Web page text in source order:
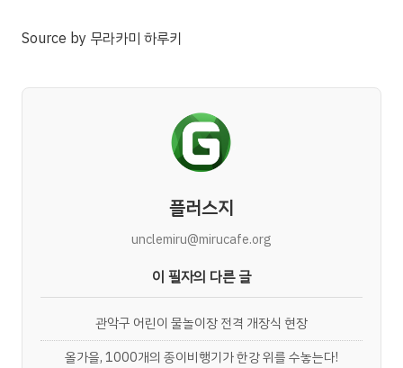
Source by 무라카미 하루키
플러스지
unclemiru@mirucafe.org
이 필자의 다른 글
관악구 어린이 물놀이장 전격 개장식 현장
올가을, 1000개의 종이비행기가 한강 위를 수놓는다!